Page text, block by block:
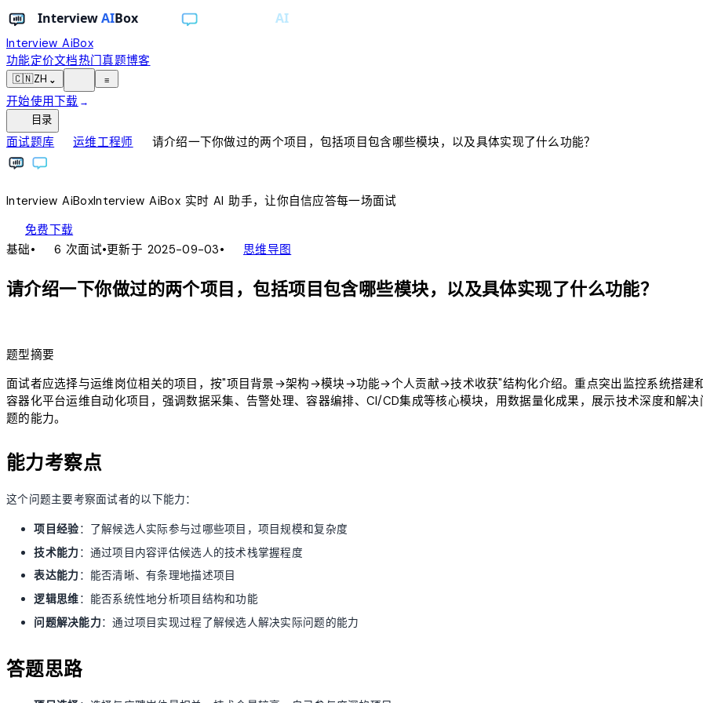
Interview AiBox
功能定价文档热门真题博客
🇨🇳ZH ⌄ ≡
开始使用下载 →
目录
面试题库chevron_right运维工程师chevron_right 请介绍一下你做过的两个项目，包括项目包含哪些模块，以及具体实现了什么功能？
InterviewAiBoxInterviewAiBox实时 AI 助手，让你自信应答每一场面试
免费下载
基础• 6 次面试•更新于 2025-09-03• account_tree思维导图
请介绍一下你做过的两个项目，包括项目包含哪些模块，以及具体实现了什么功能？
题型摘要
面试者应选择与运维岗位相关的项目，按"项目背景→架构→模块→功能→个人贡献→技术收获"结构化介绍。重点突出监控系统搭建
容器化平台运维自动化项目，强调数据采集、告警处理、容器编排、CI/CD集成等核心模块，用数据量化成果，展示技术深度和解决
题的能力。
能力考察点
这个问题主要考察面试者的以下能力：
项目经验：了解候选人实际参与过哪些项目，项目规模和复杂度
技术能力 ：通过项目内容评估候选人的技术栈掌握程度
表达能力 ：能否清晰、有条理地描述项目
逻辑思维：能否系统性地分析项目结构和功能
问题解决能力：通过项目实现过程了解候选人解决实际问题的能力
答题思路